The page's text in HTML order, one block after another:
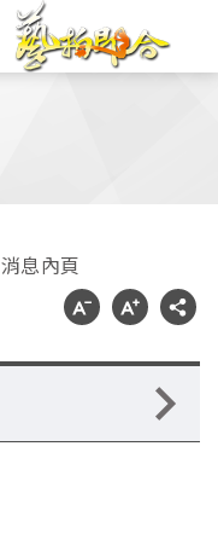
消息內頁